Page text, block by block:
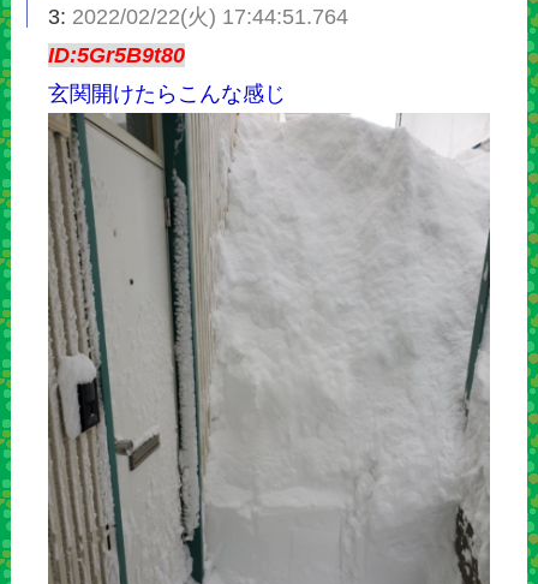
3: 2022/02/22(火) 17:44:51.764
ID:5Gr5B9t80
玄関開けたらこんな感じ